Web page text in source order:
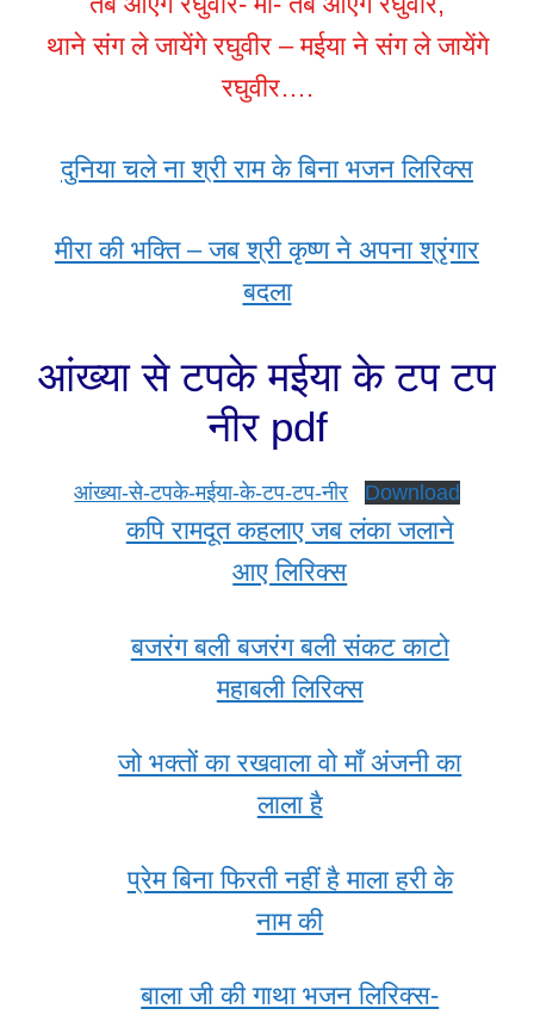
थाने संग ले जायेंगे रघुवीर – मईया ने संग ले जायेंगे
रघुवीर….
दुनिया चले ना श्री राम के बिना भजन लिरिक्स
मीरा की भक्ति – जब श्री कृष्ण ने अपना श्रृंगार
बदला
आंख्या से टपके मईया के टप टप
नीर pdf
आंख्या-से-टपके-मईया-के-टप-टप-नीर Download
कपि रामदूत कहलाए जब लंका जलाने
आए लिरिक्स
बजरंग बली बजरंग बली संकट काटो
महाबली लिरिक्स
जो भक्तों का रखवाला वो माँ अंजनी का
लाला है
प्रेम बिना फिरती नहीं है माला हरी के
नाम की
बाला जी की गाथा भजन लिरिक्स-